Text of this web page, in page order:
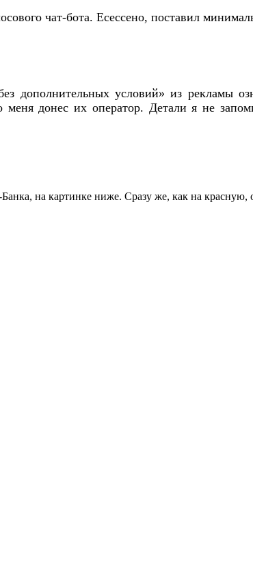
чат-бота. Есессено, поставил
условий» из рекламы
донес их оператор. Детали я не
на картинке ниже. Сразу же, как на красную,